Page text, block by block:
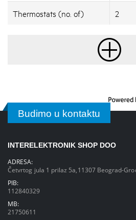
Thermostats (no. of) 2
Budimo u kontaktu
INTERELEKTRONIK SHOP DOO
ADRESA:
Četvrtog jula 1 prilaz 5a,11307 Beograd-
PIB:
112840329
MB:
21750611